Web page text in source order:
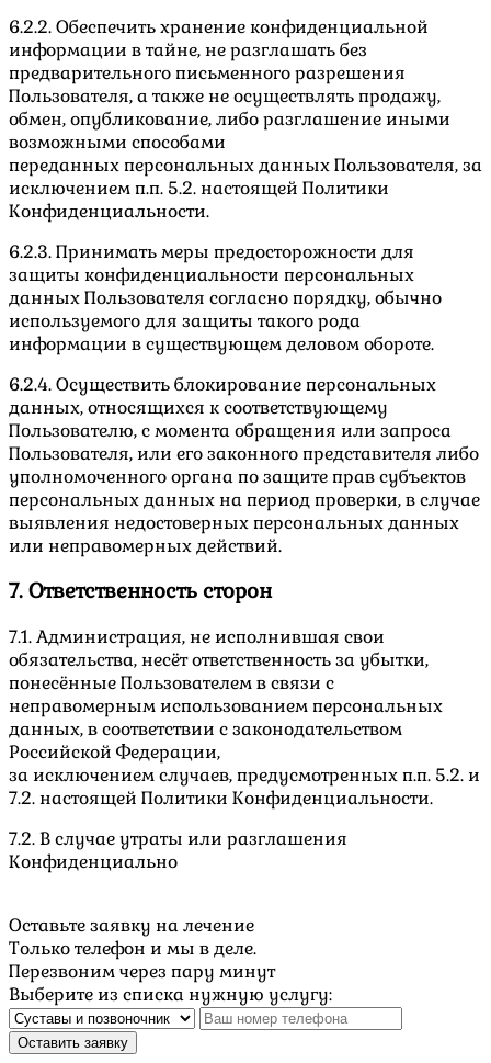
6.2.2. Обеспечить хранение конфиденциальной
информации в тайне, не разглашать без
предварительного письменного разрешения
Пользователя, а также не осуществлять продажу,
обмен, опубликование, либо разглашение иными
возможными способами
переданных персональных данных Пользователя, за
исключением п.п. 5.2. настоящей Политики
Конфиденциальности.
6.2.3. Принимать меры предосторожности для
защиты конфиденциальности персональных
данных Пользователя согласно порядку, обычно
используемого для защиты такого рода
информации в существующем деловом обороте.
6.2.4. Осуществить блокирование персональных
данных, относящихся к соответствующему
Пользователю, с момента обращения или запроса
Пользователя, или его законного представителя либо
уполномоченного органа по защите прав субъектов
персональных данных на период проверки, в случае
выявления недостоверных персональных данных
или неправомерных действий.
7. Ответственность сторон
7.1. Администрация, не исполнившая свои
обязательства, несёт ответственность за убытки,
понесённые Пользователем в связи с
неправомерным использованием персональных
данных, в соответствии с законодательством
Российской Федерации,
за исключением случаев, предусмотренных п.п. 5.2. и
7.2. настоящей Политики Конфиденциальности.
7.2. В случае утраты или разглашения
Конфиденциально
Оставьте заявку на лечение
Только телефон и мы в деле.
Перезвоним через пару минут
Выберите из списка нужную услугу:
Оставить заявку